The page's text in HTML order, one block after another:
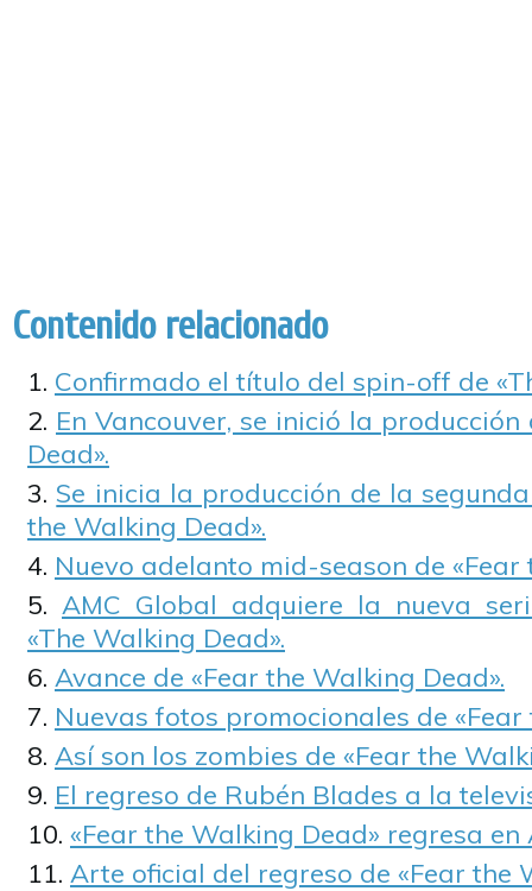
Contenido relacionado
Confirmado el título del spin-off de
En Vancouver, se inició la
Dead».
Se inicia la producción de la
the Walking Dead».
Nuevo adelanto mid-season de «Fear
AMC Global adquiere la nueva
«The Walking Dead».
Avance de «Fear the Walking Dead».
Nuevas fotos promocionales de
Así son los zombies de «Fear the
El regreso de Rubén Blades a la
«Fear the Walking Dead» regresa en
Arte oficial del regreso de «Fear the